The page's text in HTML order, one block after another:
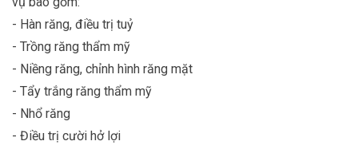
- Hàn răng, điều trị tuỷ
- Trồng răng thẩm mỹ
- Niềng răng, chỉnh hình răng mặt
- Tẩy trắng răng thẩm mỹ
- Nhổ răng
- Điều trị cười hở lợi